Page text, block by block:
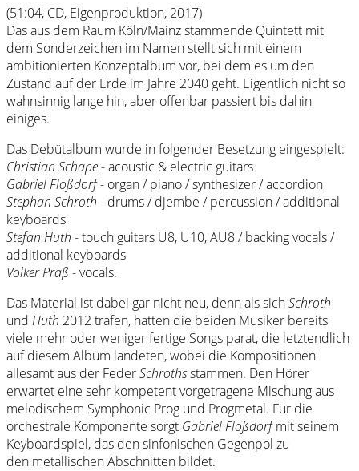
(51:04, CD, Eigenproduktion, 2017)
Das aus dem Raum Köln/Mainz stammende Quintett mit
dem Sonderzeichen im Namen stellt sich mit einem
ambitionierten Konzeptalbum vor, bei dem es um den
Zustand auf der Erde im Jahre 2040 geht. Eigentlich nicht so
wahnsinnig lange hin, aber offenbar passiert bis dahin
einiges.
Das Debütalbum wurde in folgender Besetzung eingespielt:
Christian Schäpe- acoustic & electric guitars
Gabriel Floßdorf- organ / piano / synthesizer / accordion
Stephan Schroth - drums / djembe / percussion / additional
keyboards
Stefan Huth - touch guitars U8, U10, AU8 / backing vocals /
additional keyboards
Volker Praß - vocals.
Das Material ist dabei gar nicht neu, denn als sichSchroth
und Huth 2012 trafen, hatten die beiden Musiker bereits
viele mehr oder weniger fertige Songs parat, die letztendlich
auf diesem Album landeten, wobei die Kompositionen
allesamt aus der FederSchrothsstammen. Den Hörer
erwartet eine sehr kompetent vorgetragene Mischung aus
melodischem Symphonic Prog und Progmetal. Für die
orchestrale Komponente sorgt Gabriel Floßdorfmit seinem
Keyboardspiel, das den sinfonischen Gegenpol zu
den metallischen Abschnitten bildet.